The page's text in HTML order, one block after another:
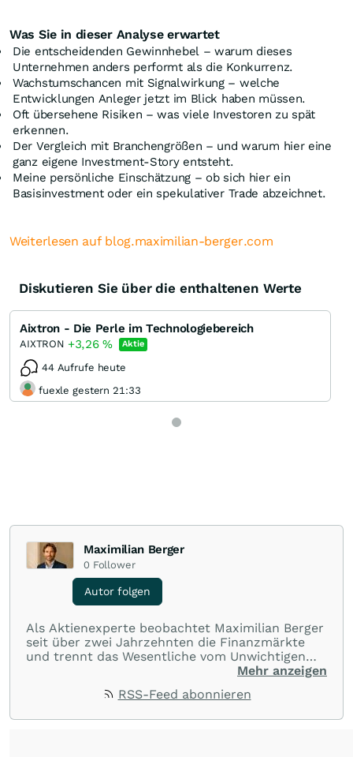
Was Sie in dieser Analyse erwartet
Die entscheidenden Gewinnhebel – warum dieses
Unternehmen anders performt als die Konkurrenz.
Wachstumschancen mit Signalwirkung – welche
Entwicklungen Anleger jetzt im Blick haben müssen.
Oft übersehene Risiken – was viele Investoren zu spät
erkennen.
Der Vergleich mit Branchengrößen – und warum hier eine
ganz eigene Investment-Story entsteht.
Meine persönliche Einschätzung – ob sich hier ein
Basisinvestment oder ein spekulativer Trade abzeichnet.
Weiterlesen auf blog.maximilian-berger.com
Diskutieren Sie über die enthaltenen Werte
Aixtron - Die Perle im Technologiebereich
AIXTRON +3,26% Aktie
44 Aufrufe heute
fuexle gestern 21:33
Maximilian Berger
0 Follower
Autor folgen
Als Aktienexperte beobachtet Maximilian Berger
seit über zwei Jahrzehnten die Finanzmärkte
und trennt das Wesentliche vom Unwichtigen
und liefert wöchentlich klare, unabhängige
und Renditen liefern.
Mehr anzeigen
RSS-Feed abonnieren